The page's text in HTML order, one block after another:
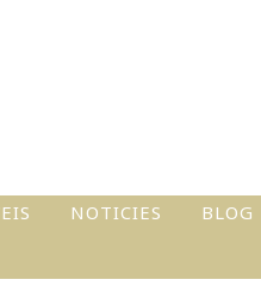
NOTICIES BLOG